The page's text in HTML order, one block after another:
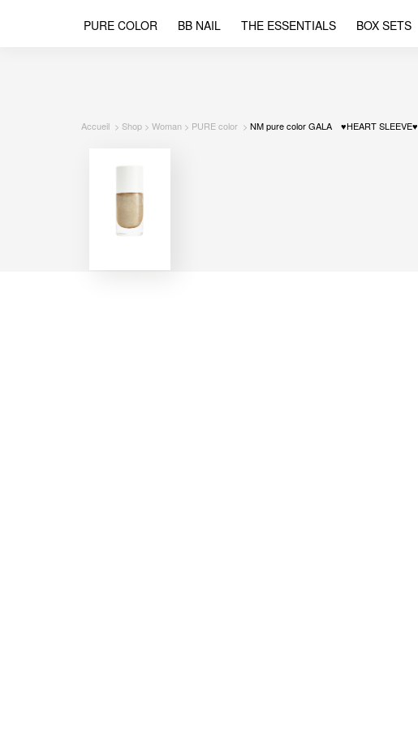
PURE COLOR BB NAIL THE ESSENTIALS BOX SETS
Accueil Shop Woman PURE color NM pure color GALA ♥HEART SLEEVE♥